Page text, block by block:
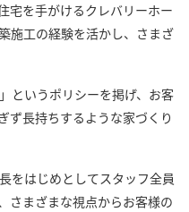
宅を手がけるクレバリーホー
施工の経験を活かし、さまざ
というポリシーを掲げ、お客
ず長持ちするような家づくり
をはじめとしてスタッフ全員
さまざまな視点からお客様の